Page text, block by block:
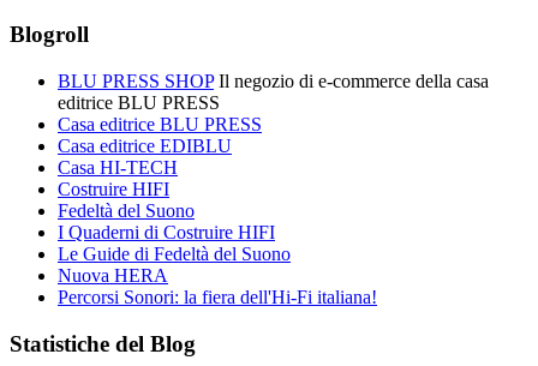
Blogroll
BLU PRESS SHOPIl negozio di e-commerce della casa
editrice BLU PRESS
Casa editrice BLU PRESS
Casa editrice EDIBLU
Casa HI-TECH
Costruire HIFI
Fedeltà del Suono
I Quaderni di Costruire HIFI
Le Guide di Fedeltà del Suono
Nuova HERA
Percorsi Sonori: la fiera dell'Hi-Fi italiana!
Statistiche del Blog